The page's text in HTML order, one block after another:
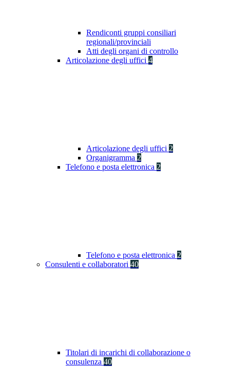
Rendiconti gruppi consiliari
regionali/provinciali
Atti degli organi di controllo
Articolazione degli uffici 4
Articolazione degli uffici 2
Organigramma 2
Telefono e posta elettronica 2
Telefono e posta elettronica 2
Consulenti e collaboratori 40
Titolari di incarichi di collaborazione o
consulenza 40